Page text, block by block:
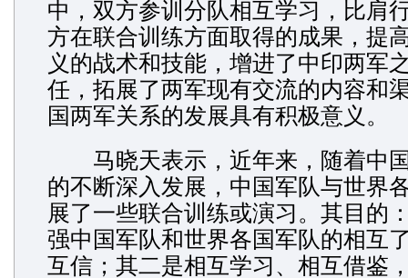
中，双方参训分队相互学习，比肩
方在联合训练方面取得的成果，提
义的战术和技能，增进了中印两军
任，拓展了两军现有交流的内容和
国两军关系的发展具有积极意义。
马晓天表示，近年来，随着中
的不断深入发展，中国军队与世界
展了一些联合训练或演习。其目的
强中国军队和世界各国军队的相互
互信；其二是相互学习、相互借鉴